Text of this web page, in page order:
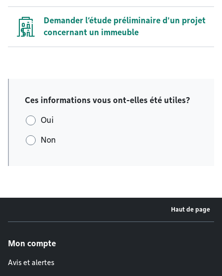
Demander l’étude préliminaire d'un projet
concernant un immeuble
Ces informations vous ont-elles été utiles?
Oui
Non
Haut de page
Mon compte
Avis et alertes